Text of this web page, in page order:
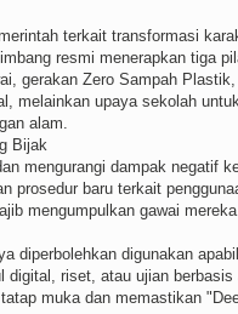
terkait transformasi
resmi menerapkan tiga
gerakan Zero Sampah
melainkan upaya sekolah
alam.
Bijak
mengurangi dampak negatif
prosedur baru terkait
mengumpulkan gawai
diperbolehkan digunakan
riset, atau ujian berbasis
muka dan memastikan